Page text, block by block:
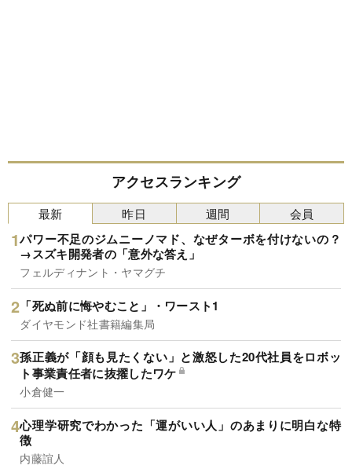
アクセスランキング
最新
パワー不足のジムニーノマド、なぜターボを付けないの？
→スズキ開発者の「意外な答え」
フェルディナント・ヤマグチ
「死ぬ前に悔やむこと」・ワースト1
ダイヤモンド社書籍編集局
孫正義が「顔も見たくない」と激怒した20代社員をロボッ
ト事業責任者に抜擢したワケ
小倉健一
心理学研究でわかった「運がいい人」のあまりに明白な特
徴
内藤誼人
昨日 週間 会員